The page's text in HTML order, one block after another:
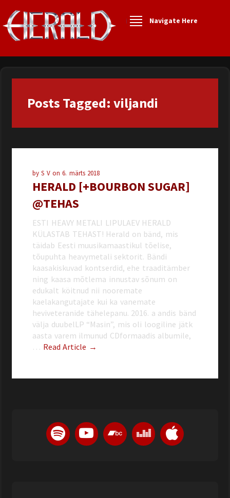
Navigate Here
Posts Tagged: viljandi
byS V on6. märts 2018
HERALD [+BOURBON SUGAR]
@TEHAS
ESTI HEAVY METALI LIPULAEV HERALD
KÜLASTAB TEHAST! Herald on bänd, mis
täidab Eesti muusikamaastikul tõelise,
tõupuhta heavy­metali sektorit. Bändi
kaasakiskuvad kontserdid, ehe traaditämber
ning kaasa mõtlema innustav sõnum on
edukalt köitnud nii nooremate
kaelakangutajate kui ka vanemate
heviveteranide tähelepanu. 2016. a andis bänd
välja duubel­LP “Masin”, mis oli loogiline jätk
aasta varem ilmunud CD­formaadis albumile,
… Read Article →